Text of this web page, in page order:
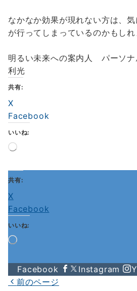
なかなか効果が現れない方は、
が行ってしまっているのかもしれ
明るい未来への案内人 パーソ
利光
共有:
X
Facebook
いいね:
読
み
中…
共有:
X
Facebook
いいね:
読
み
中…
Facebook Instagram
投前のページ